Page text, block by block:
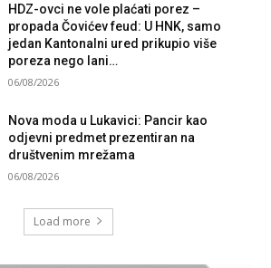
HDZ-ovci ne vole plaćati porez –
propada Čovićev feud: U HNK, samo
jedan Kantonalni ured prikupio više
poreza nego lani…
06/08/2026
Nova moda u Lukavici: Pancir kao
odjevni predmet prezentiran na
društvenim mrežama
06/08/2026
Load more